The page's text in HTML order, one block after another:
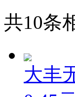
共10条
大丰